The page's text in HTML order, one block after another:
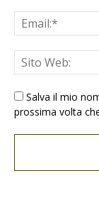
Salva il mio
prossima volta